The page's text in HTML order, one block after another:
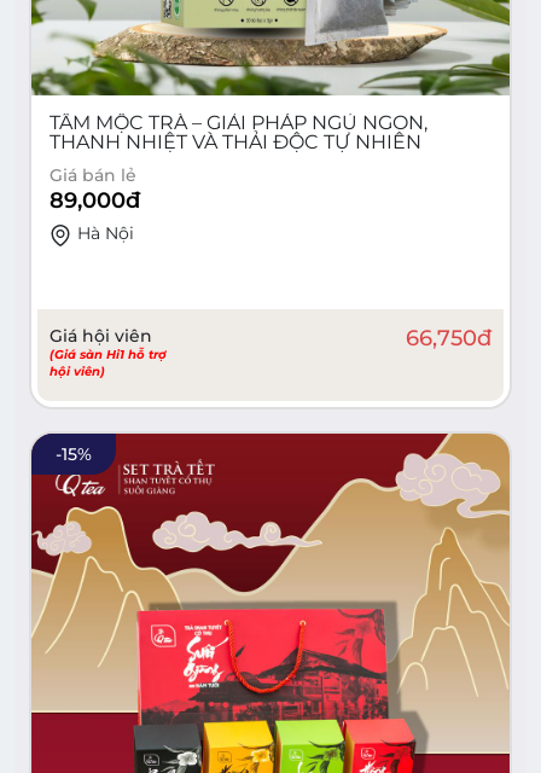
TÂM MỘC TRÀ – GIẢI PHÁP NGỦ NGON,
THANH NHIỆT VÀ THẢI ĐỘC TỰ NHIÊN
Giá bán lẻ
89,000đ
Hà Nội
Giá hội viên
(Giá sàn Hi1 hỗ trợ
hội viên)
66,750đ
-15%